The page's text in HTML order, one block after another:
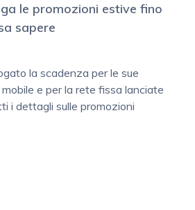
le promozioni estive fino
sapere
la scadenza per le sue
e per la rete fissa lanciate
i dettagli sulle promozioni